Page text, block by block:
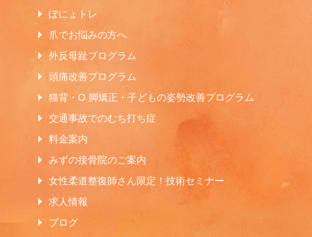
ぽにょトレ
爪でお悩みの方へ
外反母趾プログラム
頭痛改善プログラム
猫背・O 脚矯正・子どもの姿勢改善プログラム
交通事故でのむち打ち症
料金案内
みずの接骨院のご案内
女性柔道整復師さん限定！技術セミナー
求人情報
ブログ